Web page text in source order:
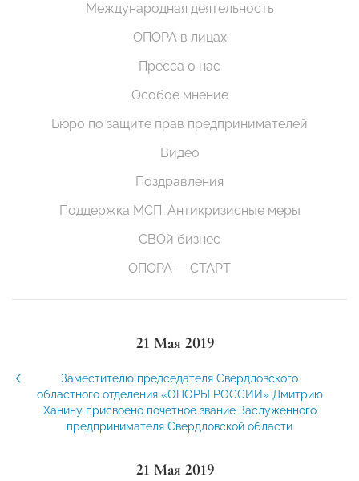
Международная деятельность
ОПОРА в лицах
Пресса о нас
Особое мнение
Бюро по защите прав предпринимателей
Видео
Поздравления
Поддержка МСП. Антикризисные меры
СВОй бизнес
ОПОРА — СТАРТ
21 Мая 2019
Заместителю председателя Свердловского
областного отделения «ОПОРЫ РОССИИ» Дмитрию
Ханину присвоено почетное звание Заслуженного
предпринимателя Свердловской области
21 Мая 2019